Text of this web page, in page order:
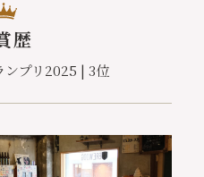
歴
ンプリ2025 | 3位